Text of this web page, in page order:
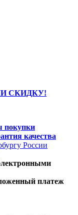
СКИДКУ!
покупки
качества
платеж